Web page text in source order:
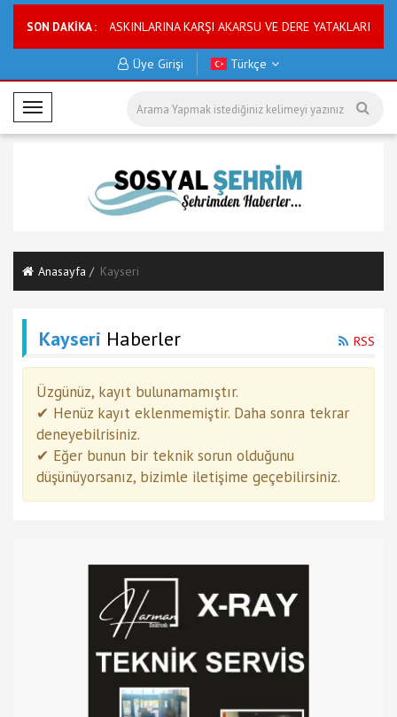
SON DAKİKA :
ASKİ SU BASKINLARINA KARŞI AKARSU VE DERE YATAKLARINI
Üye Girişi Türkçe
M
o
üAnasayfa Kayseri
Kayseri Haberler RSS
Üzgünüz, kayıt bulunamamıştır.
✔ Henüz kayıt eklenmemiştir. Daha sonra tekrar
deneyebilrisiniz.
✔ Eğer bunun bir teknik sorun olduğunu
düşünüyorsanız, bizimle iletişime geçebilirsiniz.